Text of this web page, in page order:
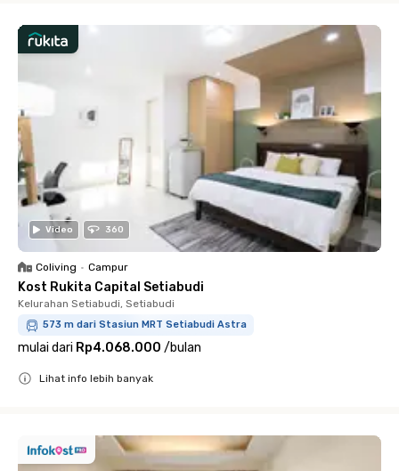
Video 360
Coliving • Campur
Kost Rukita Capital Setiabudi
Kelurahan Setiabudi, Setiabudi
573 m dari Stasiun MRT Setiabudi Astra
mulai dari Rp4.068.000 /bulan
Lihat info lebih banyak